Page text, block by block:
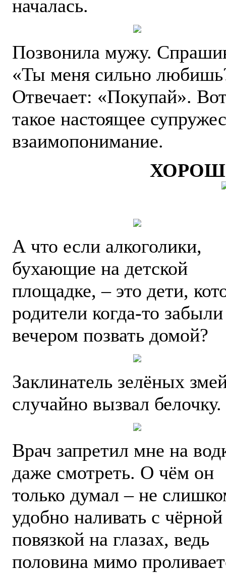
началась.
Позвонила мужу.
«Ты меня сильно
Отвечает: «Покупай».
такое настоящее
взаимопонимание.
А что если алкоголики,
бухающие на детской
площадке, – это дети,
родители когда-то забыли
вечером позвать домой?
Заклинатель зелёных
случайно вызвал белочку.
Врач запретил мне на
даже смотреть. О чём он
только думал – не
удобно наливать с чёрной
повязкой на глазах, ведь
половина мимо